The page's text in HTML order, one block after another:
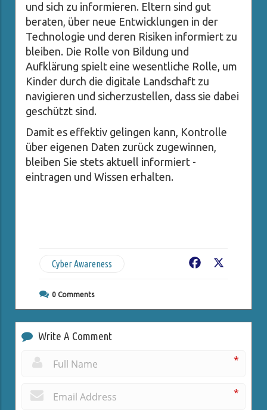
und sich zu informieren. Eltern sind gut
beraten, über neue Entwicklungen in der
Technologie und deren Risiken informiert zu
bleiben. Die Rolle von Bildung und
Aufklärung spielt eine wesentliche Rolle, um
Kinder durch die digitale Landschaft zu
navigieren und sicherzustellen, dass sie dabei
geschützt sind.
Damit es effektiv gelingen kann, Kontrolle
über eigenen Daten zurück zugewinnen,
bleiben Sie stets aktuell informiert -
eintragen und Wissen erhalten.
Cyber Awareness Facebook
0 Comments
Write A Comment
*
*